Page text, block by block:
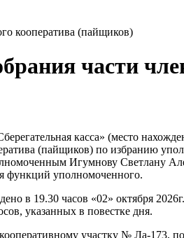
кооператива (пайщиков)
части
касса» (место
(пайщиков) по избранию
Игумнову Светлану
функций уполномоченного.
в 19.30 часов «02» октября
указанных в повестке дня.
участку № Ла-173,